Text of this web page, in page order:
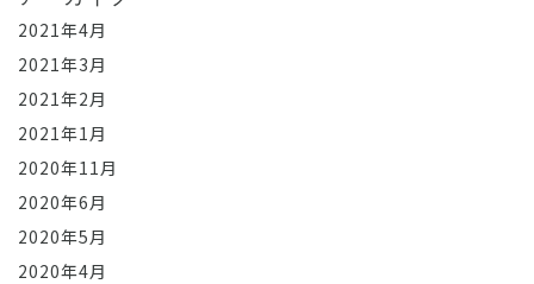
2021年4月
2021年3月
2021年2月
2021年1月
2020年11月
2020年6月
2020年5月
2020年4月